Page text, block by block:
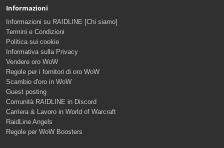
Informazioni
Informazioni su RAIDLINE [Chi siamo]
Termini e Condizioni
Politica sui cookie
Informativa sulla Privacy
Vendere oro WoW
Regole per i fornitori di oro WoW
Scambio d'oro in WoW
Guest posting
Comunità RAIDLINE in Discord
Carriera & Lavoro in World of Warcraft
RaidLine Angels
Regole per WoW Boosters